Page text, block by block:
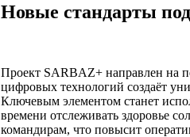
Новые стандарты
Проект SARBAZ+ направлен на
цифровых технологий создаёт
Ключевым элементом станет
времени отслеживать здоровье
командирам, что повысит